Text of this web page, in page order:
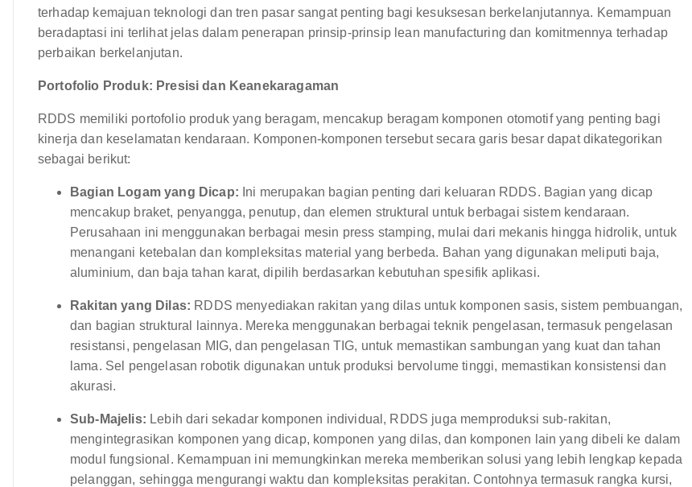
terhadap kemajuan teknologi dan tren pasar sangat penting bagi kesuksesan berkelanjutannya. Kemampuan
beradaptasi ini terlihat jelas dalam penerapan prinsip-prinsip lean manufacturing dan komitmennya terhadap
perbaikan berkelanjutan.
Portofolio Produk: Presisi dan Keanekaragaman
RDDS memiliki portofolio produk yang beragam, mencakup beragam komponen otomotif yang penting bagi
kinerja dan keselamatan kendaraan. Komponen-komponen tersebut secara garis besar dapat dikategorikan
sebagai berikut:
Bagian Logam yang Dicap: Ini merupakan bagian penting dari keluaran RDDS. Bagian yang dicap
mencakup braket, penyangga, penutup, dan elemen struktural untuk berbagai sistem kendaraan.
Perusahaan ini menggunakan berbagai mesin press stamping, mulai dari mekanis hingga hidrolik, untuk
menangani ketebalan dan kompleksitas material yang berbeda. Bahan yang digunakan meliputi baja,
aluminium, dan baja tahan karat, dipilih berdasarkan kebutuhan spesifik aplikasi.
Rakitan yang Dilas: RDDS menyediakan rakitan yang dilas untuk komponen sasis, sistem pembuangan,
dan bagian struktural lainnya. Mereka menggunakan berbagai teknik pengelasan, termasuk pengelasan
resistansi, pengelasan MIG, dan pengelasan TIG, untuk memastikan sambungan yang kuat dan tahan
lama. Sel pengelasan robotik digunakan untuk produksi bervolume tinggi, memastikan konsistensi dan
akurasi.
Sub-Majelis: Lebih dari sekadar komponen individual, RDDS juga memproduksi sub-rakitan,
mengintegrasikan komponen yang dicap, komponen yang dilas, dan komponen lain yang dibeli ke dalam
modul fungsional. Kemampuan ini memungkinkan mereka memberikan solusi yang lebih lengkap kepada
pelanggan, sehingga mengurangi waktu dan kompleksitas perakitan. Contohnya termasuk rangka kursi,